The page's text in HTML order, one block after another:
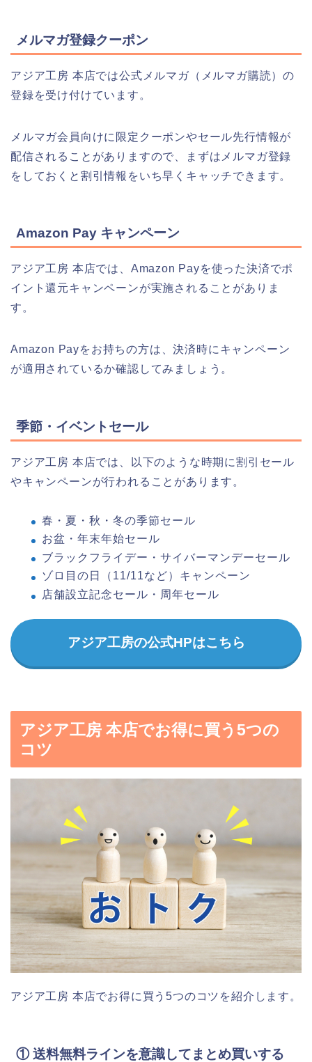
メルマガ登録クーポン
アジア工房 本店では公式メルマガ（メルマガ購読）の
登録を受け付けています。
メルマガ会員向けに限定クーポンやセール先行情報が
配信されることがありますので、まずはメルマガ登録
をしておくと割引情報をいち早くキャッチできます。
Amazon Pay キャンペーン
アジア工房 本店では、Amazon Payを使った決済でポ
イント還元キャンペーンが実施されることがありま
す。
Amazon Payをお持ちの方は、決済時にキャンペーン
が適用されているか確認してみましょう。
季節・イベントセール
アジア工房 本店では、以下のような時期に割引セール
やキャンペーンが行われることがあります。
春・夏・秋・冬の季節セール
お盆・年末年始セール
ブラックフライデー・サイバーマンデーセール
ゾロ目の日（11/11など）キャンペーン
店舗設立記念セール・周年セール
アジア工房の公式HPはこちら
アジア工房 本店でお得に買う5つの
コツ
アジア工房 本店でお得に買う5つのコツを紹介します。
① 送料無料ラインを意識してまとめ買いする